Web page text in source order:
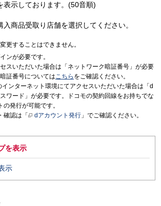
表示しております。(50音順)
商品受取り店舗を選択してください。
更することはできません。
ンが必要です。
スいただいた場合は「ネットワーク暗証番号」が必要
証番号についてはこちら をご確認ください。
ンターネット環境にてアクセスいただいた場合は「d
ワード」が必要です。ドコモの契約回線をお持ちでな
発行が可能です。
確認は「
dアカウント発行 」でご確認ください。
を表示
示